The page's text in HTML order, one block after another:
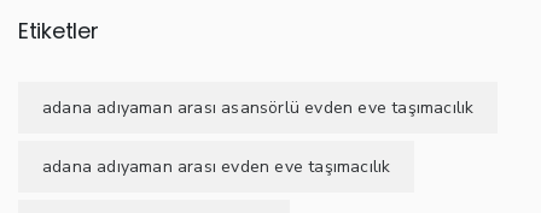
Etiketler
adana adıyaman arası asansörlü evden eve taşımacılık
adana adıyaman arası evden eve taşımacılık